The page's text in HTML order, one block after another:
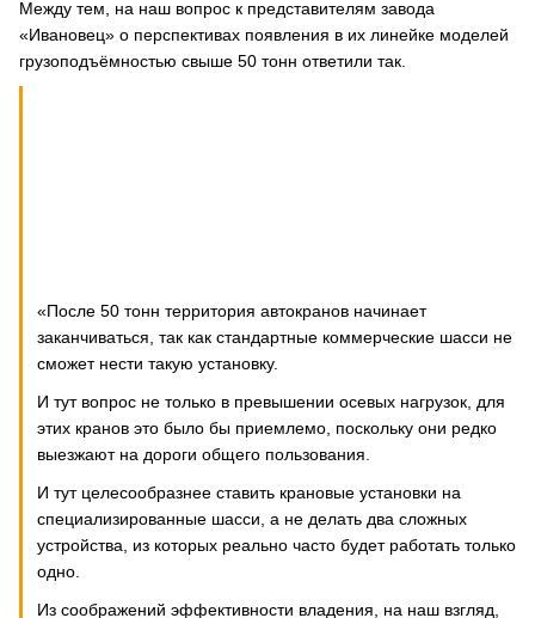
Между тем, на наш вопрос к представителям завода
«Ивановец» о перспективах появления в их линейке моделей
грузоподъёмностью свыше 50 тонн ответили так.
«После 50 тонн территория автокранов начинает
заканчиваться, так как стандартные коммерческие шасси не
сможет нести такую установку.
И тут вопрос не только в превышении осевых нагрузок, для
этих кранов это было бы приемлемо, поскольку они редко
выезжают на дороги общего пользования.
И тут целесообразнее ставить крановые установки на
специализированные шасси, а не делать два сложных
устройства, из которых реально часто будет работать только
одно.
Из соображений эффективности владения, на наш взгляд,